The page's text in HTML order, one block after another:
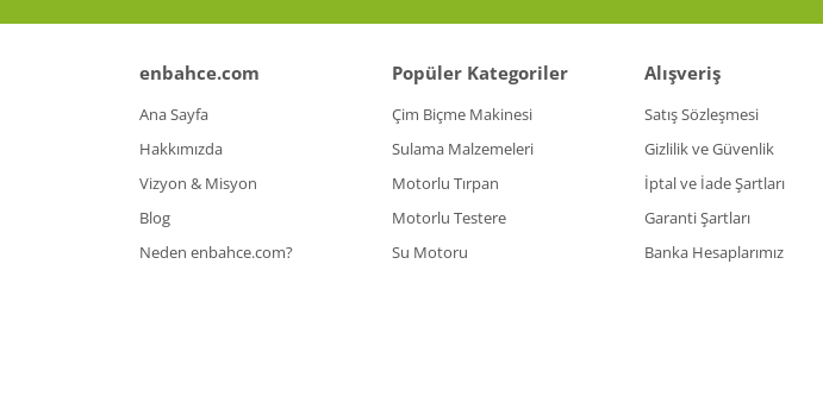
enbahce.com
Ana Sayfa
Hakkımızda
Vizyon & Misyon
Blog
Neden enbahce.com?
Popüler Kategoriler
Çim Biçme Makinesi
Sulama Malzemeleri
Motorlu Tırpan
Motorlu Testere
Su Motoru
Alışveriş
Satış Sözleşmesi
Gizlilik ve Güvenlik
İptal ve İade Şartları
Garanti Şartları
Banka Hesaplarımız